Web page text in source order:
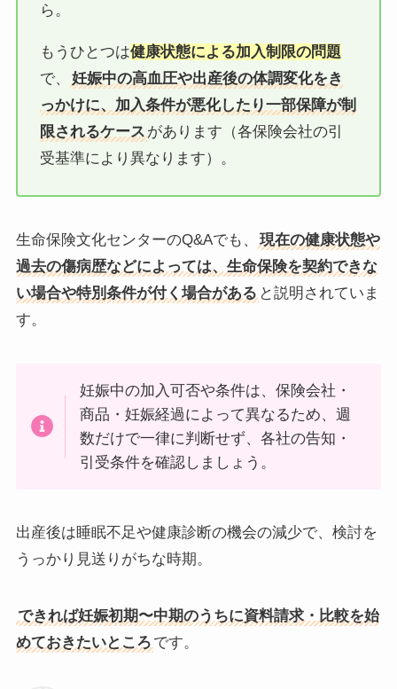
ら。
もうひとつは健康状態による加入制限の問題
で、
妊娠中の高血圧や出産後の体調変化をき
っかけに、加入条件が悪化したり一部保障が制
限されるケース があります（各保険会社の引
受基準により異なります）。
生命保険文化センターのQ&Aでも、
現在の健康状態や
過去の傷病歴などによっては、生命保険を契約できな
い場合や特別条件が付く場合がある と説明されていま
す。
妊娠中の加入可否や条件は、保険会社・
商品・妊娠経過によって異なるため、週
数だけで一律に判断せず、各社の告知・
引受条件を確認しましょう。
出産後は睡眠不足や健康診断の機会の減少で、検討を
うっかり見送りがちな時期。
できれば妊娠初期〜中期のうちに資料請求・比較を始
めておきたいところ です。